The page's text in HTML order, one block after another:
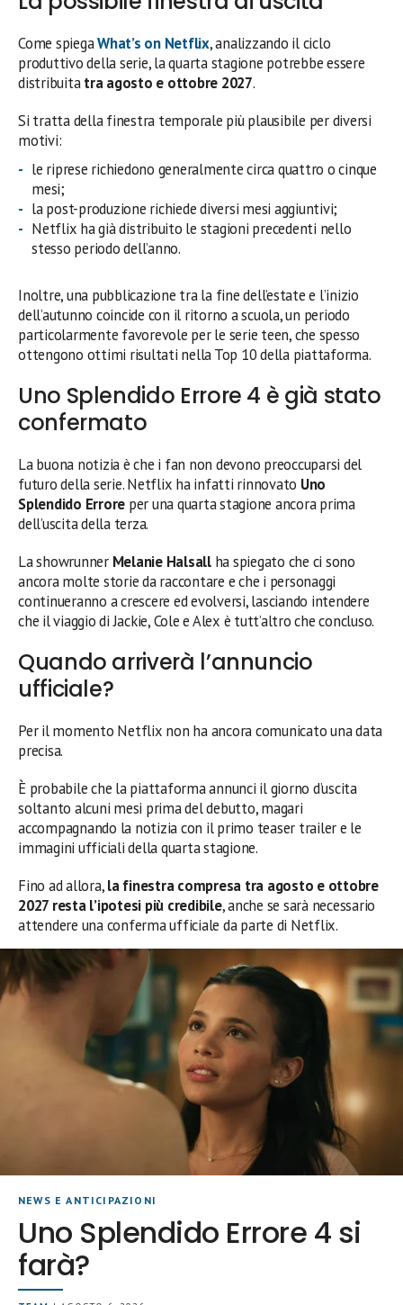
Come spiegaWhat’s on Netflix, analizzando il ciclo
produttivo della serie, la quarta stagione potrebbe essere
distribuitatra agosto e ottobre 2027.
Si tratta della finestra temporale più plausibile per diversi
motivi:
le riprese richiedono generalmente circa quattro o cinque
mesi;
la post-produzione richiede diversi mesi aggiuntivi;
Netflix ha già distribuito le stagioni precedenti nello
stesso periodo dell’anno.
Inoltre, una pubblicazione tra la fine dell’estate e l’inizio
dell’autunno coincide con il ritorno a scuola, un periodo
particolarmente favorevole per le serie teen, che spesso
ottengono ottimi risultati nella Top 10 della piattaforma.
Uno Splendido Errore 4 è già stato
confermato
La buona notizia è che i fan non devono preoccuparsi del
futuro della serie. Netflix ha infatti rinnovato Uno
Splendido Errore per una quarta stagione ancora prima
dell’uscita della terza.
La showrunner Melanie Halsallha spiegato che ci sono
ancora molte storie da raccontare e che i personaggi
continueranno a crescere ed evolversi, lasciando intendere
che il viaggio di Jackie, Cole e Alex è tutt’altro che concluso.
Quando arriverà l’annuncio
ufficiale?
Per il momento Netflix non ha ancora comunicato una data
precisa.
È probabile che la piattaforma annunci il giorno d’uscita
soltanto alcuni mesi prima del debutto, magari
accompagnando la notizia con il primo teaser trailer e le
immagini ufficiali della quarta stagione.
Fino ad allora,la finestra compresa tra agosto e ottobre
2027 resta l’ipotesi più credibile, anche se sarà necessario
attendere una conferma ufficiale da parte di Netflix.
NEWS E ANTICIPAZIONI
Uno Splendido Errore 4 si
farà?